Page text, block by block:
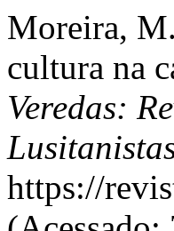
Moreira,
cultura na
Veredas:
https://